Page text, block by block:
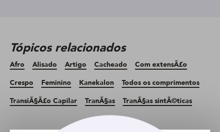
Tópicos relacionados
Afro Alisado Artigo Cacheado
Com extensÃ£o
Crespo
Feminino Kanekalon
Todos os comprimentos
TransiÃ§Ã£o Capilar
TranÃ§as TranÃ§as sintÃ©ticas